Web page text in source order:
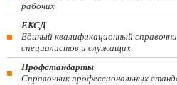
рабочих
ЕКСД
Единый квалификационный
специалистов и служащих
Профстандарты
Справочник профессиональных